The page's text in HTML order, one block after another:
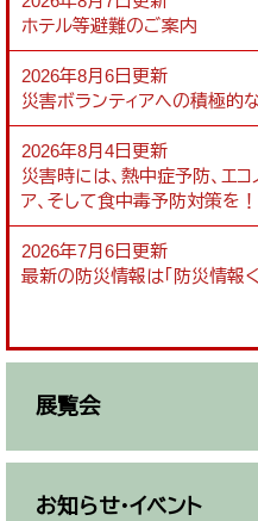
ホテル等避難のご案内
2026年8月6日更新
災害ボランティアへの積極的
2026年8月4日更新
災害時には、熱中症予防、エ
ア、そして食中毒予防対策を！
2026年7月6日更新
最新の防災情報は「防災情報
展覧会
お知らせ・イベント